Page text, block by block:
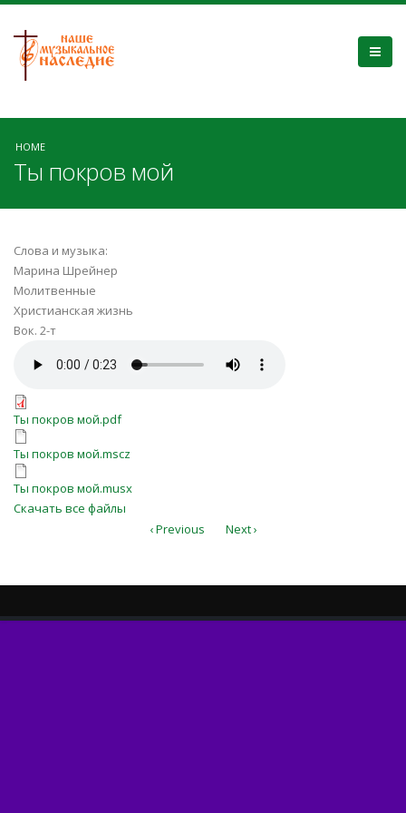
HOME
Ты покров мой
Слова и музыка:
Марина Шрейнер
Молитвенные
Христианская жизнь
Вок. 2-т
Ты покров мой.mp3
Ты покров мой.pdf
Ты покров мой.pdf
Ты покров мой.mscz
Ты покров мой.mscz
Ты покров мой.musx
Ты покров мой.musx
Скачать все файлы
‹ Previous
Next ›